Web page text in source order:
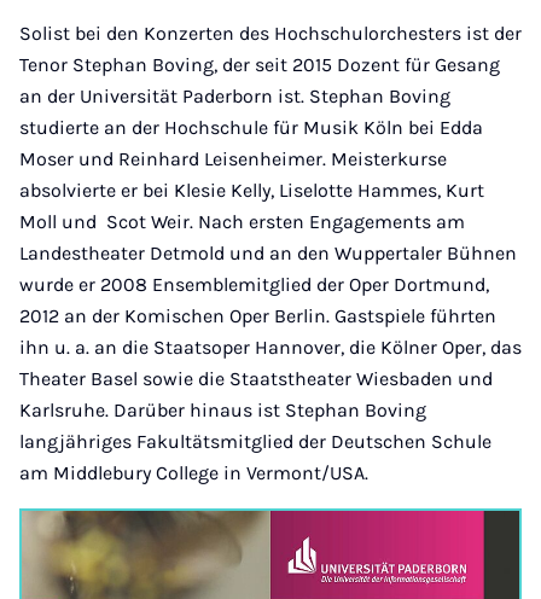
Solist bei den Konzerten des Hochschulorchesters ist der
Tenor Stephan Boving, der seit 2015 Dozent für Gesang
an der Universität Paderborn ist. Stephan Boving
studierte an der Hochschule für Musik Köln bei Edda
Moser und Reinhard Leisenheimer. Meisterkurse
absolvierte er bei Klesie Kelly, Liselotte Hammes, Kurt
Moll und Scot Weir. Nach ersten Engagements am
Landestheater Detmold und an den Wuppertaler Bühnen
wurde er 2008 Ensemblemitglied der Oper Dortmund,
2012 an der Komischen Oper Berlin. Gastspiele führten
ihn u. a. an die Staatsoper Hannover, die Kölner Oper, das
Theater Basel sowie die Staatstheater Wiesbaden und
Karlsruhe. Darüber hinaus ist Stephan Boving
langjähriges Fakultätsmitglied der Deutschen Schule
am Middlebury College in Vermont/USA.